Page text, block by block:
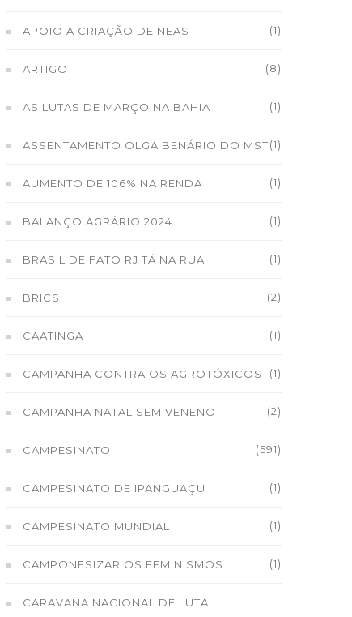
APOIO A CRIAÇÃO DE NEAS (1)
ARTIGO (8)
AS LUTAS DE MARÇO NA BAHIA (1)
ASSENTAMENTO OLGA BENÁRIO DO MST(1)
AUMENTO DE 106% NA RENDA (1)
BALANÇO AGRÁRIO 2024 (1)
BRASIL DE FATO RJ TÁ NA RUA (1)
BRICS (2)
CAATINGA (1)
CAMPANHA CONTRA OS AGROTÓXICOS (1)
CAMPANHA NATAL SEM VENENO (2)
CAMPESINATO (591)
CAMPESINATO DE IPANGUAÇU (1)
CAMPESINATO MUNDIAL (1)
CAMPONESIZAR OS FEMINISMOS (1)
CARAVANA NACIONAL DE LUTA